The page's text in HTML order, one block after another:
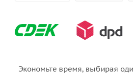
Экономьте время, выбирая